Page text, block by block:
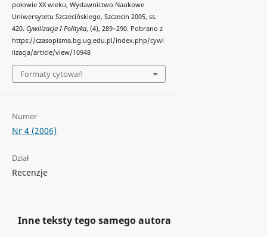
połowie XX wieku, Wydawnictwo Naukowe
Uniwersytetu Szczecińskiego, Szczecin 2005, ss.
420. Cywilizacja I Polityka, (4), 289–290. Pobrano z
https://czasopisma.bg.ug.edu.pl/index.php/cywi
lizacja/article/view/10948
Formaty cytowań
Numer
Nr 4 (2006)
Dział
Recenzje
Inne teksty tego samego autora